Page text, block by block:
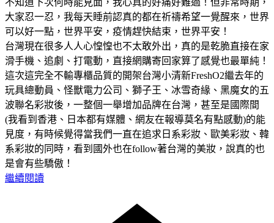
大家忍一忍，我每天睡前認真的都在祈禱希望一覺醒來，世界
可以好一點，世界平安，疫情趕快結束，世界平安！
台灣現在很多人人心惶惶也不太敢外出，真的是乾脆直接在家
滑手機、追劇、打電動，直接網購寄回家算了感覺也最單純！
這次這完全不輸專櫃品質的開架台灣小清新FreshO2繼去年的
玩具總動員、怪獸電力公司、獅子王、冰雪奇緣、黑魔女的五
波聯名彩妝後，一整個一舉增加品牌在台灣，甚至是國際間
(我看到香港、日本都有媒體、網友在報導莫名有點感動)的能
見度，有時候覺得當我們一直在追求日系彩妝、歐美彩妝、韓
系彩妝的同時，看到國外也在follow著台灣的美妝，說真的也
是會有些驕傲！
繼續閱讀